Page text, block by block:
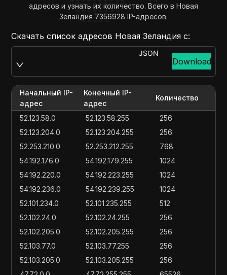
адресов и узнать их количество. Всего в Новая
Зеландия 7356928 IP-адресов.
Скачать список адресов Новая Зеландия с:
JSON
Download
Начальный IP-
адрес
Конечный IP-
адрес
Количество
52.123.58.0 52.123.58.255
256
52.123.204.0
52.123.204.255
256
52.253.210.0
52.253.212.255
768
54.192.176.0
54.192.179.255
1024
54.192.220.0
54.192.223.255
1024
54.192.236.0
54.192.239.255
1024
52.101.234.0
52.101.235.255
512
52.102.24.0
52.102.24.255
256
52.102.205.0
52.102.205.255
256
52.103.77.0
52.103.77.255
256
52.103.205.0
52.103.205.255
256